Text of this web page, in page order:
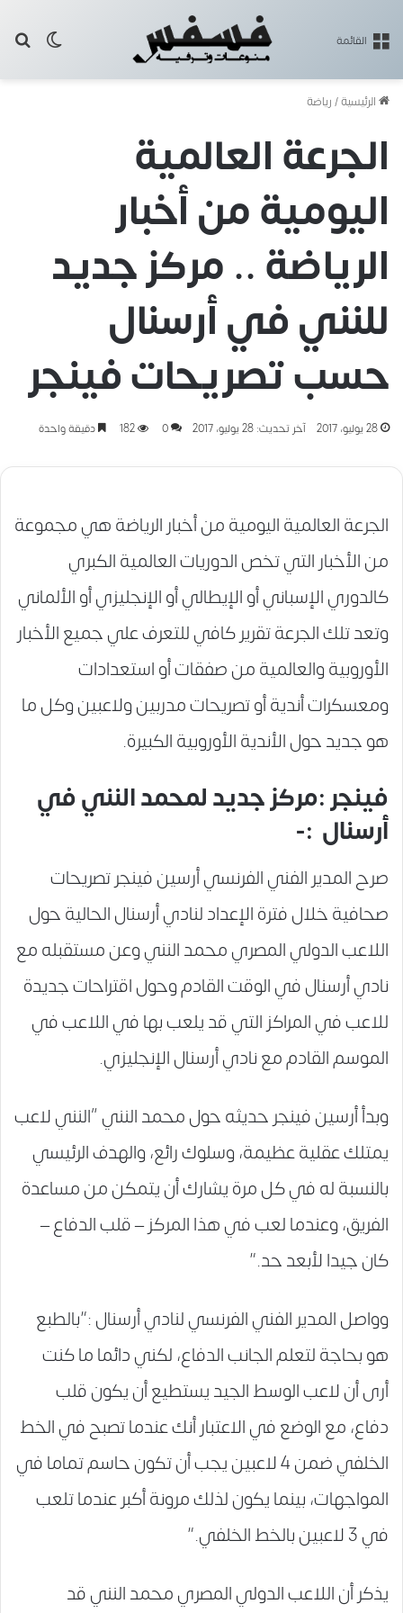
القائمة
الرئيسية/رياضة
الجرعة العالمية
اليومية من أخبار
الرياضة .. مركز جديد
للنني في أرسنال
حسب تصريحات فينجر
28 يوليو، 2017 آخر تحديث: 28 يوليو، 2017 0
182 دقيقة واحدة
الجرعة العالمية اليومية من أخبار الرياضة هي مجموعة
من الأخبار التي تخص الدوريات العالمية الكبري
كالدوري الإسباني أو الإيطالي أو الإنجليزي أو الألماني
وتعد تلك الجرعة تقرير كافي للتعرف علي جميع الأخبار
الأوروبية والعالمية من صفقات أو استعدادات
ومعسكرات أندية أو تصريحات مدربين ولاعبين وكل ما
هو جديد حول الأندية الأوروبية الكبيرة.
فينجر :مركز جديد لمحمد النني في
أرسنال :-
صرح المدير الفني الفرنسي أرسين فينجر تصريحات
صحافية خلال فترة الإعداد لنادي أرسنال الحالية حول
اللاعب الدولي المصري محمد النني وعن مستقبله مع
نادي أرسنال في الوقت القادم وحول اقتراحات جديدة
للاعب في المراكز التي قد يلعب بها في اللاعب في
الموسم القادم مع نادي أرسنال الإنجليزي.
وبدأ أرسين فينجر حديثه حول محمد النني “النني لاعب
يمتلك عقلية عظيمة، وسلوك رائع، والهدف الرئيسي
بالنسبة له في كل مرة يشارك أن يتمكن من مساعدة
الفريق، وعندما لعب في هذا المركز – قلب الدفاع –
كان جيدا لأبعد حد.”
وواصل المدير الفني الفرنسي لنادي أرسنال :”بالطبع
هو بحاجة لتعلم الجانب الدفاع، لكني دائما ما كنت
أرى أن لاعب الوسط الجيد يستطيع أن يكون قلب
دفاع، مع الوضع في الاعتبار أنك عندما تصبح في الخط
الخلفي ضمن 4 لاعبين يجب أن تكون حاسم تماما في
المواجهات، بينما يكون لذلك مرونة أكبر عندما تلعب
في 3 لاعبين بالخط الخلفي.”
يذكر أن اللاعب الدولي المصري محمد النني قد